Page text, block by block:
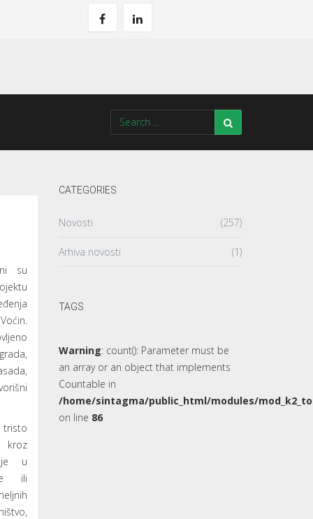
su
kroz
u
ili
CATEGORIES
Novosti (257)
Arhiva novosti (1)
TAGS
Warning: count(): Parameter must be
an array or an object that implements
Countable in
/home/sintagma/public_html/modules/
on line 86